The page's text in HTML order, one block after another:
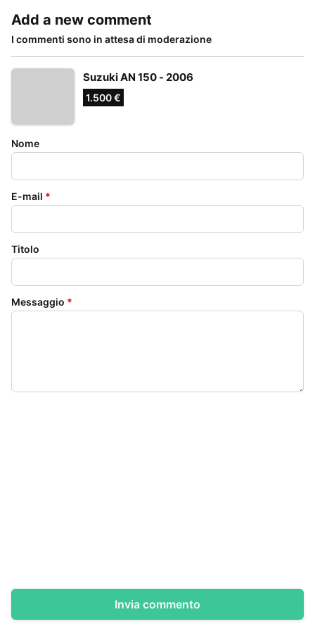
Add a new comment
I commenti sono in attesa di moderazione
Suzuki AN 150 - 2006
1.500 €
Nome
E-mail *
Titolo
Messaggio *
Invia commento